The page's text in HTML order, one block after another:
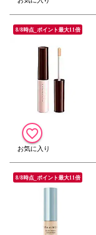
8/8時点_ポイント最大11倍
8/8時点_ポイント最大11倍